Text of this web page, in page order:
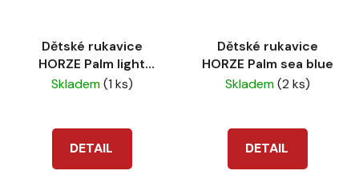
Dětské rukavice
HORZE Palm light
brown
Skladem(1 ks)
DETAIL
Dětské rukavice
HORZE Palm sea blue
Skladem(2 ks)
DETAIL